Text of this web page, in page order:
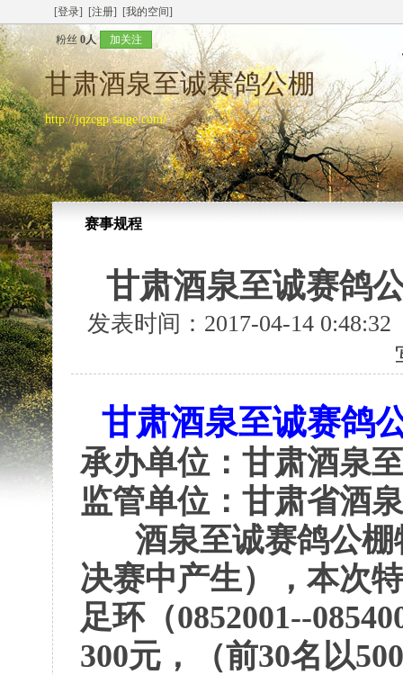
[登录] [注册] [我的空间]
粉丝 0人 加关注
甘肃酒泉至诚赛鸽公棚
http://jqzcgp.saige.com/
赛事规程
甘肃酒泉至诚赛鸽
发表时间：2017-04-14
甘肃酒泉至诚赛鸽
承办单位：甘肃酒泉
监管单位：甘肃省酒
酒泉至诚赛鸽公棚
决赛中产生），本次
足环（0852001--
300元，（前30名以500